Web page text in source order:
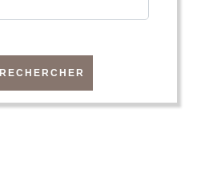
RECHERCHER